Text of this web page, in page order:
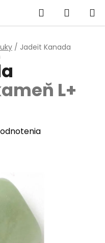
Hľadať
KOŠÍK
/ Jadeit Kanada
L+